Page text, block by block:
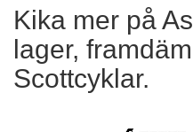
Kika mer på
lager,
Scottcyklar.